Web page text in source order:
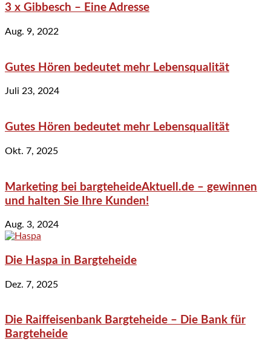
3 x Gibbesch – Eine Adresse
Aug. 9, 2022
Gutes Hören bedeutet mehr Lebensqualität
Juli 23, 2024
Gutes Hören bedeutet mehr Lebensqualität
Okt. 7, 2025
Marketing bei bargteheideAktuell.de – gewinnen
und halten Sie Ihre Kunden!
Aug. 3, 2024
Die Haspa in Bargteheide
Dez. 7, 2025
Die Raiffeisenbank Bargteheide – Die Bank für
Bargteheide